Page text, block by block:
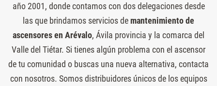
año 2001, donde contamos con dos delegaciones desde
las que brindamos servicios de mantenimiento de
ascensores en Arévalo, Ávila provincia y la comarca del
Valle del Tiétar. Si tienes algún problema con el ascensor
de tu comunidad o buscas una nueva alternativa, contacta
con nosotros. Somos distribuidores únicos de los equipos